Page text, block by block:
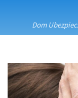
Dom